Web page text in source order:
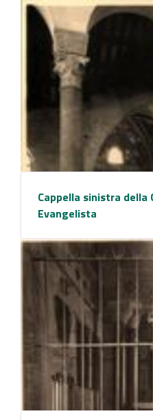
Cappella sinistra della
Evangelista